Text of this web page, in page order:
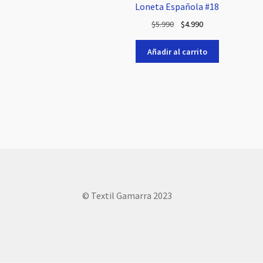
Loneta Española #18
$5.990
El
original
era:
$4.990El
actual
es:
Añadir al carrito
© Textil Gamarra 2023